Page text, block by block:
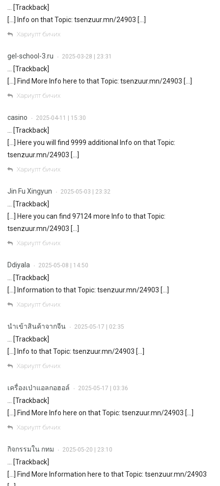
… [Trackback]
[…] Info on that Topic: tsenzuur.mn/24903 […]
Хариулт бичих
gel-school-3.ru • 2025-03-28 | 23:31
… [Trackback]
[…] Find More Info here to that Topic: tsenzuur.mn/24903 […]
Хариулт бичих
casino • 2025-04-11 | 15:30
… [Trackback]
[…] Here you will find 9999 additional Info on that Topic:
tsenzuur.mn/24903 […]
Хариулт бичих
Jin Fu Xingyun • 2025-05-03 | 23:32
… [Trackback]
[…] Here you can find 97124 more Info to that Topic:
tsenzuur.mn/24903 […]
Хариулт бичих
Ddiyala • 2025-05-08 | 14:50
… [Trackback]
[…] Information to that Topic: tsenzuur.mn/24903 […]
Хариулт бичих
นำเข้าสินค้าจากจีน • 2025-05-17 | 02:35
… [Trackback]
[…] Info to that Topic: tsenzuur.mn/24903 […]
Хариулт бичих
เครื่องเป่าแอลกอฮอล์ • 2025-05-17 | 03:36
… [Trackback]
[…] Find More Info here on that Topic: tsenzuur.mn/24903 […]
Хариулт бичих
กิจกรรมใน กทม • 2025-05-20 | 23:10
… [Trackback]
[…] Find More Information here to that Topic: tsenzuur.mn/24903